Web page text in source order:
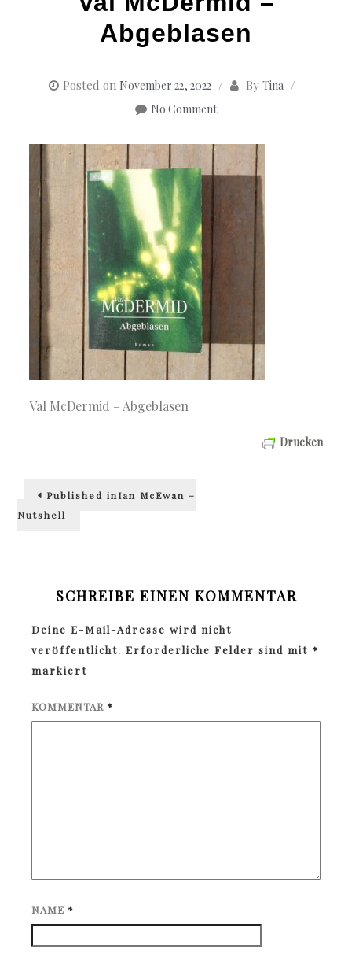
Abgeblasen
Posted on November 22, 2022 By Tina
No Comment
Val McDermid – Abgeblasen
Drucken
Beitragsnavigation
Published inIan McEwan –
Nutshell
SCHREIBE EINEN KOMMENTAR
Deine E-Mail-Adresse wird nicht
veröffentlicht. Erforderliche Felder sind mit *
markiert
KOMMENTAR *
NAME *